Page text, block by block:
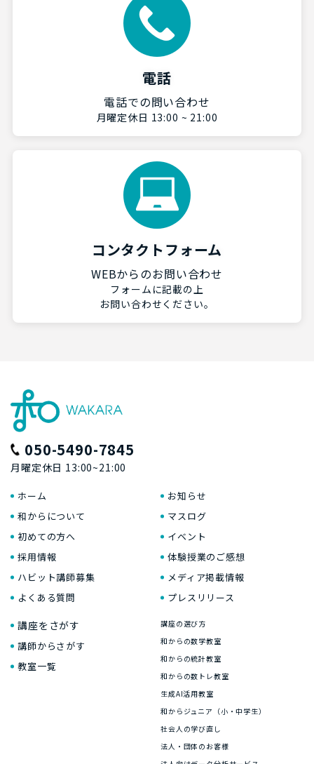
電話
電話での問い合わせ
月曜定休日 13:00 ~ 21:00
コンタクトフォーム
WEBからのお問い合わせ
フォームに記載の上
お問い合わせください。
050-5490-7845
月曜定休日 13:00~21:00
ホーム
和からについて
初めての方へ
採用情報
ハビット講師募集
よくある質問
お知らせ
マスログ
イベント
体験授業のご感想
メディア掲載情報
プレスリリース
講座をさがす
講師からさがす
教室一覧
講座の選び方
和からの数学教室
和からの統計教室
和からの数トレ教室
生成AI活用教室
和からジュニア（小・中学生）
社会人の学び直し
法人・団体のお客様